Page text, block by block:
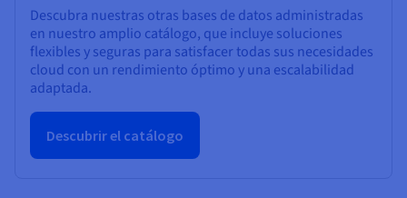
Descubra nuestras otras bases de datos administradas
en nuestro amplio catálogo, que incluye soluciones
flexibles y seguras para satisfacer todas sus necesidades
cloud con un rendimiento óptimo y una escalabilidad
adaptada.
Descubrir el catálogo